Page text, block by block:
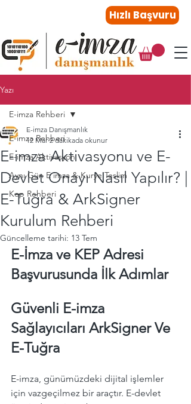
Hızlı Başvuru
Yazı
E-imza Rehberi
E-imza Aktivasyon
Aynı Gün E imza & Kurye Teslim
Kep Rehberi
E-imza Rehberi
E-imza Aktivasyonu ve E-
Devlet Onayı Nasıl Yapılır? |
E-Tuğra & ArkSigner
Kurulum Rehberi
E-imza Danışmanlık
12 Mar 2 dakikada okunur
Güncelleme tarihi: 13 Tem
E-İmza ve KEP Adresi
Başvurusunda İlk Adımlar
Güvenli E-imza
Sağlayıcıları ArkSigner Ve
E-Tuğra
E-imza, günümüzdeki dijital işlemler
için vazgeçilmez bir araçtır. E-devlet